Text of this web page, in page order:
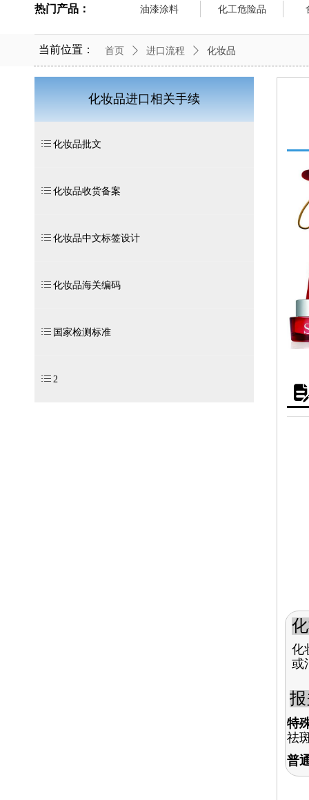
油漆涂料 化工危险品
热门产品：
当前位置： 首页 ꄲ 进口流程 ꄲ 化妆品
化妆品进口相关手续
ꂇ 化妆品批文
ꂇ 化妆品收货备案
ꂇ 化妆品中文标签设计
ꂇ 化妆品海关编码
ꂇ 国家检测标准
ꂇ 2
化
或
特
祛
普